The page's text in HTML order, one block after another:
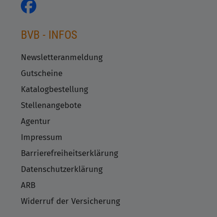
BVB - INFOS
Newsletteranmeldung
Gutscheine
Katalogbestellung
Stellenangebote
Agentur
Impressum
Barrierefreiheitserklärung
Datenschutzerklärung
ARB
Widerruf der Versicherung